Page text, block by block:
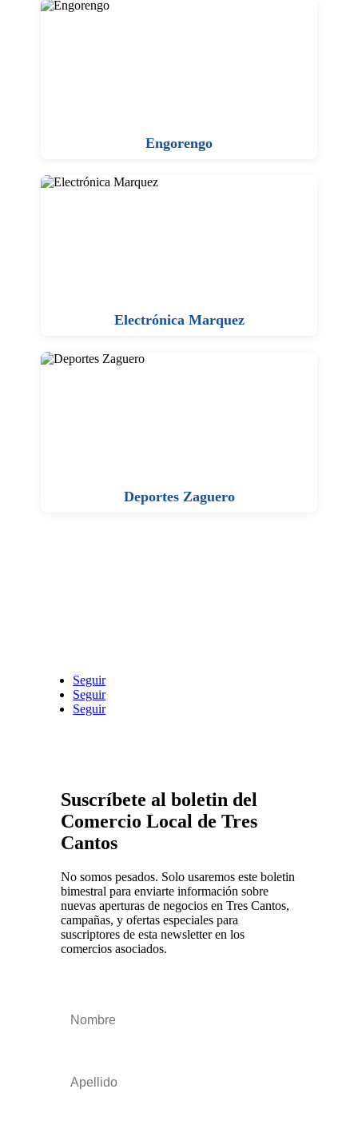
Engorengo
Electrónica Marquez
Deportes Zaguero
Seguir
Seguir
Seguir
Suscríbete al boletin del
Comercio Local de Tres
Cantos
No somos pesados. Solo usaremos este boletin
bimestral para enviarte información sobre
nuevas aperturas de negocios en Tres Cantos,
campañas, y ofertas especiales para
suscriptores de esta newsletter en los
comercios asociados.